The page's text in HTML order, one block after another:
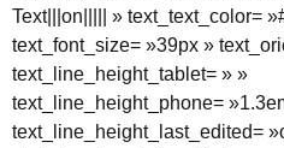
Text|||on||||| » text_text_color=
text_font_size= »39px »
text_line_height_tablet= » »
text_line_height_phone=
text_line_height_last_edited=